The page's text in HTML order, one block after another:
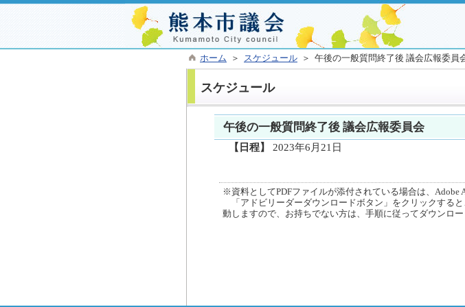
ホーム ＞ スケジュール ＞ 午後の一般質問終了後 議会広報委員
スケジュール
午後の一般質問終了後 議会広報委員会
【日程】 2023年6月21日
※資料としてPDFファイルが添付されている場合は、Adobe
「アドビリーダーダウンロードボタン」をクリックする
動しますので、お持ちでない方は、手順に従ってダウンロー